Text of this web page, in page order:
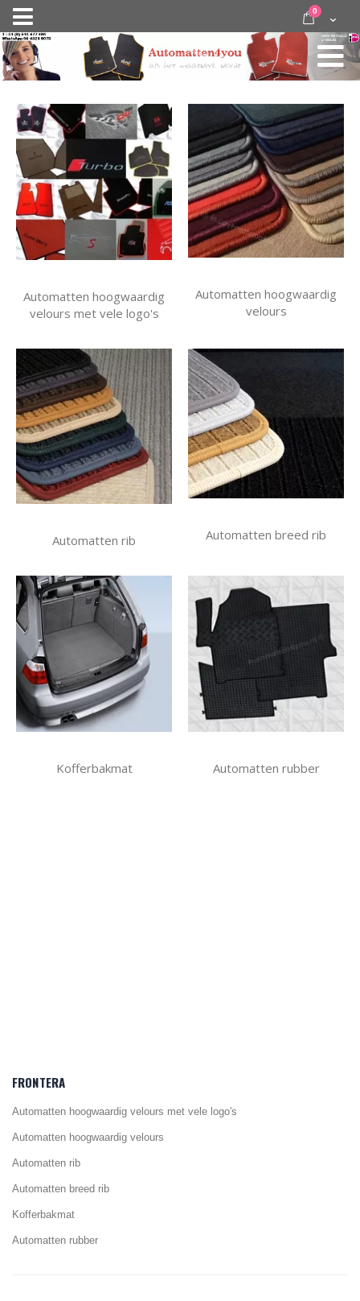
Nav
activeren
door
inhoud
Cart
0 items
Automatten hoogwaardig
velours met vele logo's
Automatten hoogwaardig
velours
Automatten rib Automatten breed rib
Kofferbakmat Automatten rubber
FRONTERA
Automatten hoogwaardig velours met vele logo's
Automatten hoogwaardig velours
Automatten rib
Automatten breed rib
Kofferbakmat
Automatten rubber